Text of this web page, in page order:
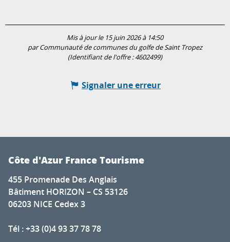
Mis à jour le 15 juin 2026 à 14:50
par Communauté de communes du golfe de Saint Tropez
(Identifiant de l'offre :4602499)
Signaler une erreur
Côte d'Azur France Tourisme
455 Promenade Des Anglais
Bâtiment HORIZON – CS 53126
06203 NICE Cedex 3
Tél : +33 (0)4 93 37 78 78